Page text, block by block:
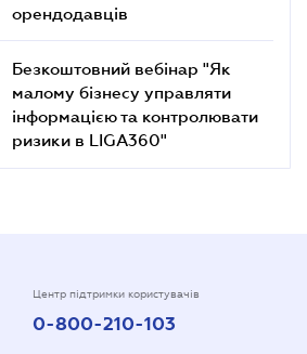
орендодавців
Безкоштовний вебінар "Як
малому бізнесу управляти
інформацією та контролювати
ризики в LIGA360"
Центр підтримки користувачів
0-800-210-103